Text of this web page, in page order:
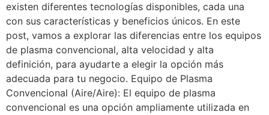
existen diferentes tecnologías disponibles, cada una
con sus características y beneficios únicos. En este
post, vamos a explorar las diferencias entre los equipos
de plasma convencional, alta velocidad y alta
definición, para ayudarte a elegir la opción más
adecuada para tu negocio. Equipo de Plasma
Convencional (Aire/Aire): El equipo de plasma
convencional es una opción ampliamente utilizada en